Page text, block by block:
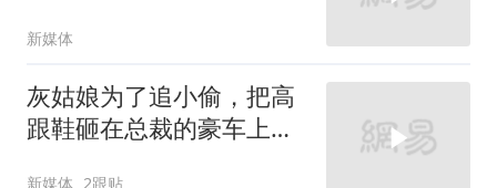
新媒体
灰姑娘为了追小偷，把高
跟鞋砸在总裁的豪车上，
新媒体 2跟贴